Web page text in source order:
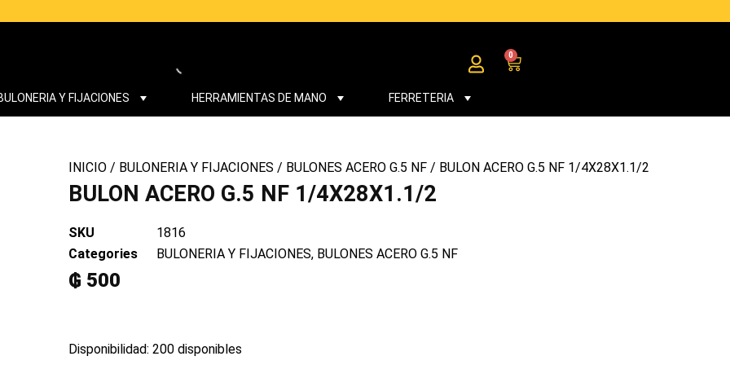
0 Cart
Y FIJACIONES HERRAMIENTAS DE MANO FERRETERIA
INICIO/ BULONERIA Y FIJACIONES / BULONES ACERO G.5 NF/ BULON ACERO G.5 NF 1/4X28X1.1/2
BULON ACERO G.5 NF 1/4X28X1.1/2
SKU
1816
Categories
BULONERIA Y FIJACIONES, BULONES ACERO G.5 NF
₲ 500
Disponibilidad: 200 disponibles
ACERO